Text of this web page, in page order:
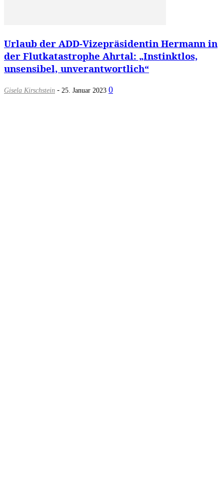
Urlaub der ADD-Vizepräsidentin Hermann in
der Flutkatastrophe Ahrtal: „Instinktlos,
unsensibel, unverantwortlich“
Gisela Kirschstein - 25. Januar 2023 0